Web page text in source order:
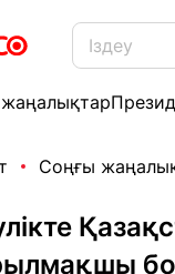
Соңғы